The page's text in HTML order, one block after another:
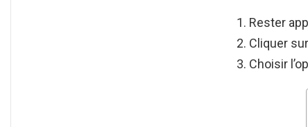
Rester
Cliquer
Choisir